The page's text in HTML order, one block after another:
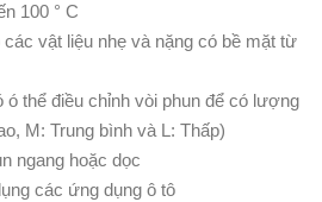
100 ° C
vật liệu nhẹ và nặng có bề mặt từ
ó thể điều chỉnh vòi phun để có lượng
M: Trung bình và L: Thấp)
ngang hoặc dọc
các ứng dụng ô tô